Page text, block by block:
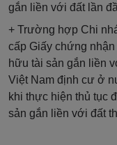
gắn liền với đất lần
+ Trường hợp Chi
cấp Giấy chứng
hữu tài sản gắn liền
Việt Nam định cư ở
khi thực hiện thủ tục
sản gắn liền với đất